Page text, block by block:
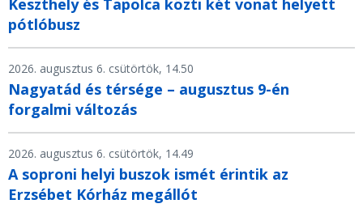
pótlóbusz
2026. augusztus 6. csütörtök, 14.50
Nagyatád és térsége – augusztus 9-én
forgalmi változás
2026. augusztus 6. csütörtök, 14.49
A soproni helyi buszok ismét érintik az
Erzsébet Kórház megállót